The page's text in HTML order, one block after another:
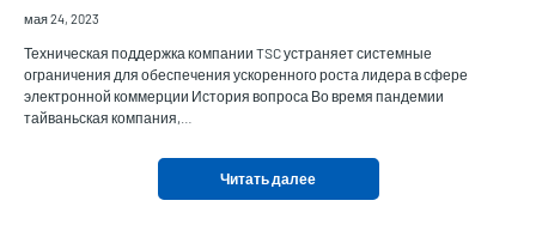
мая 24, 2023
Техническая поддержка компании TSC устраняет системные
ограничения для обеспечения ускоренного роста лидера в сфере
электронной коммерции История вопроса Во время пандемии
тайваньская компания,…
Читать далее